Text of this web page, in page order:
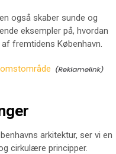
også skaber sunde og
eksempler på, hvordan
fremtidens København.
arkitektur, ser vi en
cirkulære principper.